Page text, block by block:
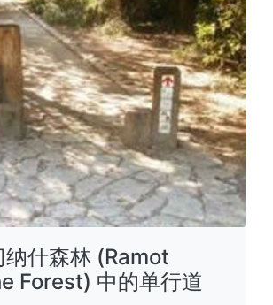
纳什森林 (Ramot
Forest) 中的单行道